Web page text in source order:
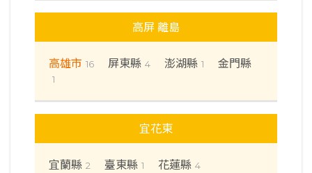
高屏 離島
高雄市 16 屏東縣 4 澎湖縣 1 金門縣
1
宜花東
宜蘭縣 2 臺東縣 1 花蓮縣 4